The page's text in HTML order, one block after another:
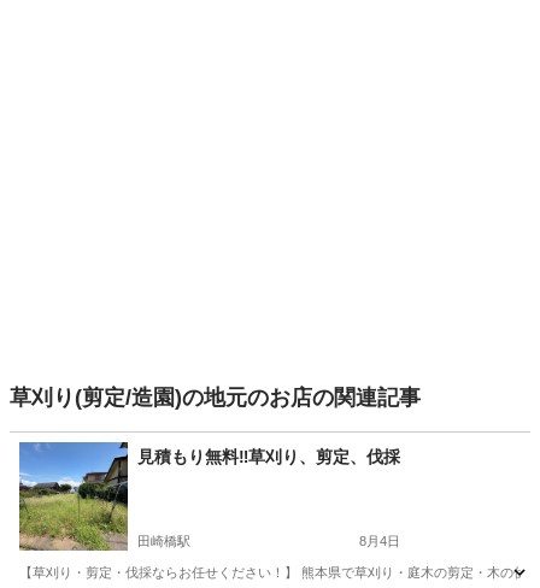
草刈り(剪定/造園)の地元のお店の関連記事
見積もり無料‼️草刈り、剪定、伐採
田崎橋駅 8月4日
【草刈り・剪定・伐採ならお任せください！】 熊本県で草刈り・庭木の剪定・木の